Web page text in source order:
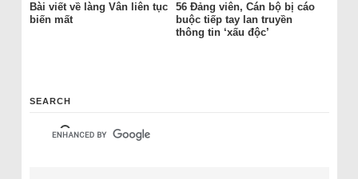
Bài viết về làng Vân liên tục
biến mất
56 Đảng viên, Cán bộ bị cáo
buộc tiếp tay lan truyền
thông tin ‘xấu độc’
SEARCH